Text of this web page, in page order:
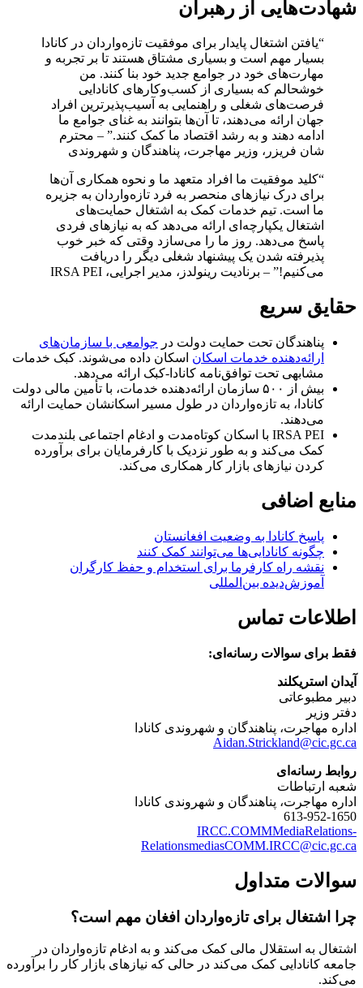
شهادت‌هایی از رهبران
“یافتن اشتغال پایدار برای موفقیت تازه‌واردان در کانادا
بسیار مهم است و بسیاری مشتاق هستند تا بر تجربه و
مهارت‌های خود در جوامع جدید خود بنا کنند. من
خوشحالم که بسیاری از کسب‌وکارهای کانادایی
فرصت‌های شغلی و راهنمایی به آسیب‌پذیرترین افراد
جهان ارائه می‌دهند، تا آن‌ها بتوانند به غنای جوامع ما
ادامه دهند و به رشد اقتصاد ما کمک کنند.” – محترم
شان فریزر، وزیر مهاجرت، پناهندگان و شهروندی
“کلید موفقیت ما افراد متعهد ما و نحوه همکاری آن‌ها
برای درک نیازهای منحصر به فرد تازه‌واردان به جزیره
ما است. تیم خدمات کمک به اشتغال حمایت‌های
اشتغال یکپارچه‌ای ارائه می‌دهد که به نیازهای فردی
پاسخ می‌دهد. روز ما را می‌سازد وقتی که خبر خوب
پذیرفته شدن یک پیشنهاد شغلی دیگر را دریافت
می‌کنیم!” – برنادیت رینولدز، مدیر اجرایی، IRSA PEI
حقایق سریع
پناهندگان تحت حمایت دولت در جوامعی با سازمان‌های
ارائه‌دهنده خدمات اسکان اسکان داده می‌شوند. کبک خدمات
مشابهی تحت توافق‌نامه کانادا-کبک ارائه می‌دهد.
بیش از ۵۰۰ سازمان ارائه‌دهنده خدمات، با تأمین مالی دولت
کانادا، به تازه‌واردان در طول مسیر اسکانشان حمایت ارائه
می‌دهند.
IRSA PEI با اسکان کوتاه‌مدت و ادغام اجتماعی بلندمدت
کمک می‌کند و به طور نزدیک با کارفرمایان برای برآورده
کردن نیازهای بازار کار همکاری می‌کند.
منابع اضافی
پاسخ کانادا به وضعیت افغانستان
چگونه کانادایی‌ها می‌توانند کمک کنند
نقشه راه کارفرما برای استخدام و حفظ کارگران
آموزش‌دیده بین‌المللی
اطلاعات تماس
فقط برای سوالات رسانه‌ای:
آیدان استریکلند
دبیر مطبوعاتی
دفتر وزیر
اداره مهاجرت، پناهندگان و شهروندی کانادا
Aidan.Strickland@cic.gc.ca
روابط رسانه‌ای
شعبه ارتباطات
اداره مهاجرت، پناهندگان و شهروندی کانادا
613-952-1650
IRCC.COMMMediaRelations-
RelationsmediasCOMM.IRCC@cic.gc.ca
سوالات متداول
چرا اشتغال برای تازه‌واردان افغان مهم است؟
اشتغال به استقلال مالی کمک می‌کند و به ادغام تازه‌واردان در
جامعه کانادایی کمک می‌کند در حالی که نیازهای بازار کار را برآورده
می‌کند.